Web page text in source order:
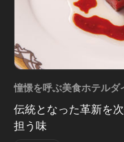
憧憬を呼ぶ美食ホテルダ
伝統となった革新を
担う味